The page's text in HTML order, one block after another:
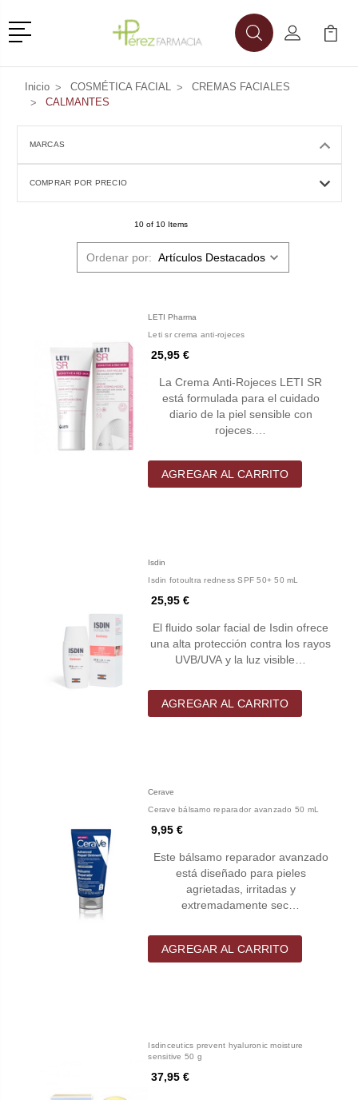
Menú
BuscarMi Cuenta
Mi
Inicio COSMÉTICA FACIAL
CREMAS FACIALES
CALMANTES
MARCAS
COMPRAR POR PRECIO
10 of 10 Items
Ordenar por:
LETI Pharma
Leti sr crema anti-rojeces
25,95 €
La Crema Anti-Rojeces LETI SR
está formulada para el cuidado
diario de la piel sensible con
rojeces.…
AGREGAR AL CARRITO
Isdin
Isdin fotoultra redness SPF 50+ 50 mL
25,95 €
El fluido solar facial de Isdin ofrece
una alta protección contra los rayos
UVB/UVA y la luz visible…
AGREGAR AL CARRITO
Cerave
Cerave bálsamo reparador avanzado 50 mL
9,95 €
Este bálsamo reparador avanzado
está diseñado para pieles
agrietadas, irritadas y
extremadamente sec…
AGREGAR AL CARRITO
Isdinceutics prevent hyaluronic moisture
sensitive 50 g
37,95 €